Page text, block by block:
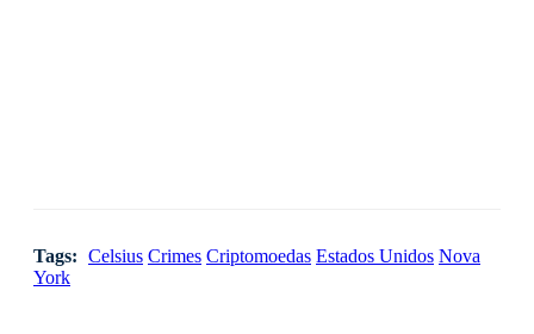
Tags: Celsius Crimes Criptomoedas Estados Unidos Nova
York